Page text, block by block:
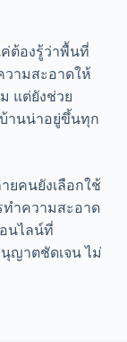
ค่ต้องรู้ว่าพื้นที่
ามสะอาดให้
แต่ยังช่วย
านน่าอยู่ขึ้นทุก
ยคนยังเลือกใช้
ทำความสะอาด
นไลน์ที่
ญาตชัดเจน ไม่